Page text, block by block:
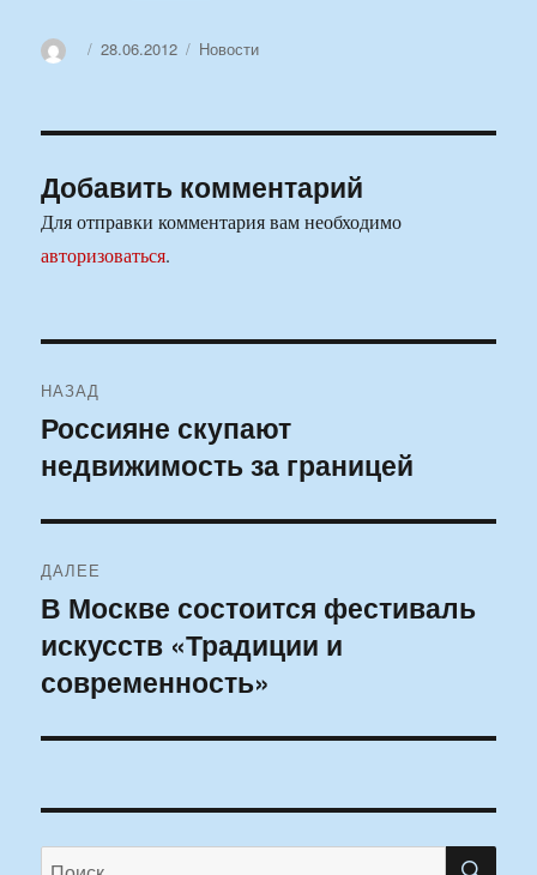
АвторОпубликовано
28.06.2012 Рубрики
Новости
Добавить комментарий
Для отправки комментария вам необходимо
авторизоваться.
по
записям
НАЗАД
Предыдущая
запись:
Россияне скупают
недвижимость за границей
ДАЛЕЕ
Следующая
запись:
В Москве состоится фестиваль
искусств «Традиции и
современность»
Искать: